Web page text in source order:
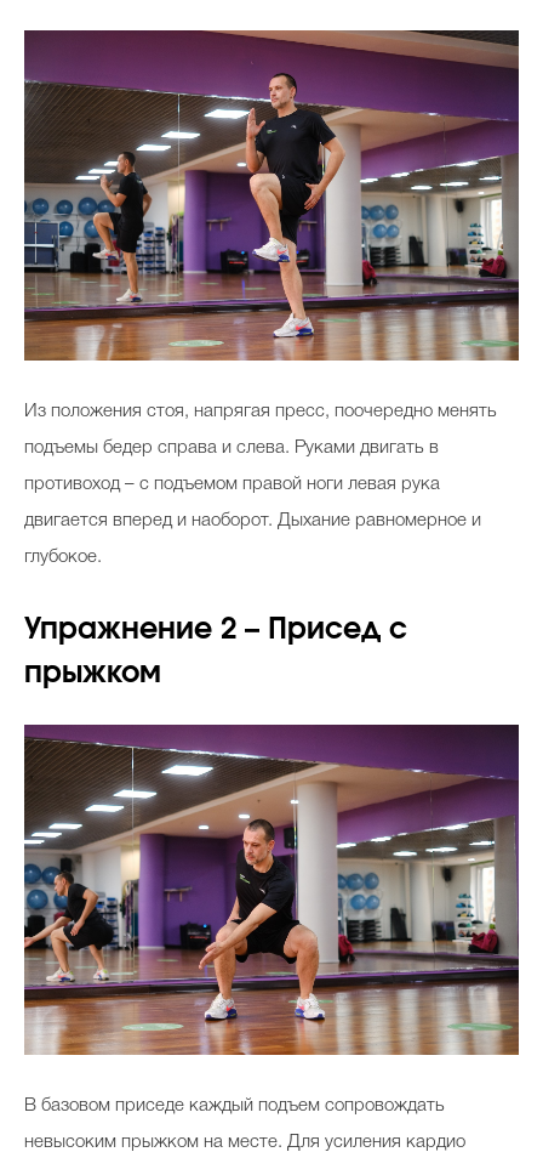
Из положения стоя, напрягая пресс, поочередно менять
подъемы бедер справа и слева. Руками двигать в
противоход – с подъемом правой ноги левая рука
двигается вперед и наоборот. Дыхание равномерное и
глубокое.
Упражнение 2 – Присед с
прыжком
В базовом приседе каждый подъем сопровождать
невысоким прыжком на месте. Для усиления кардио